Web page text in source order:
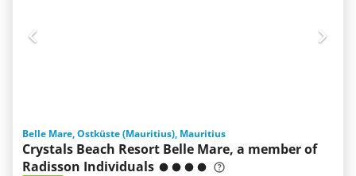
Belle Mare, Ostküste (Mauritius), Mauritius
Crystals Beach Resort Belle Mare, a member of
Radisson Individuals